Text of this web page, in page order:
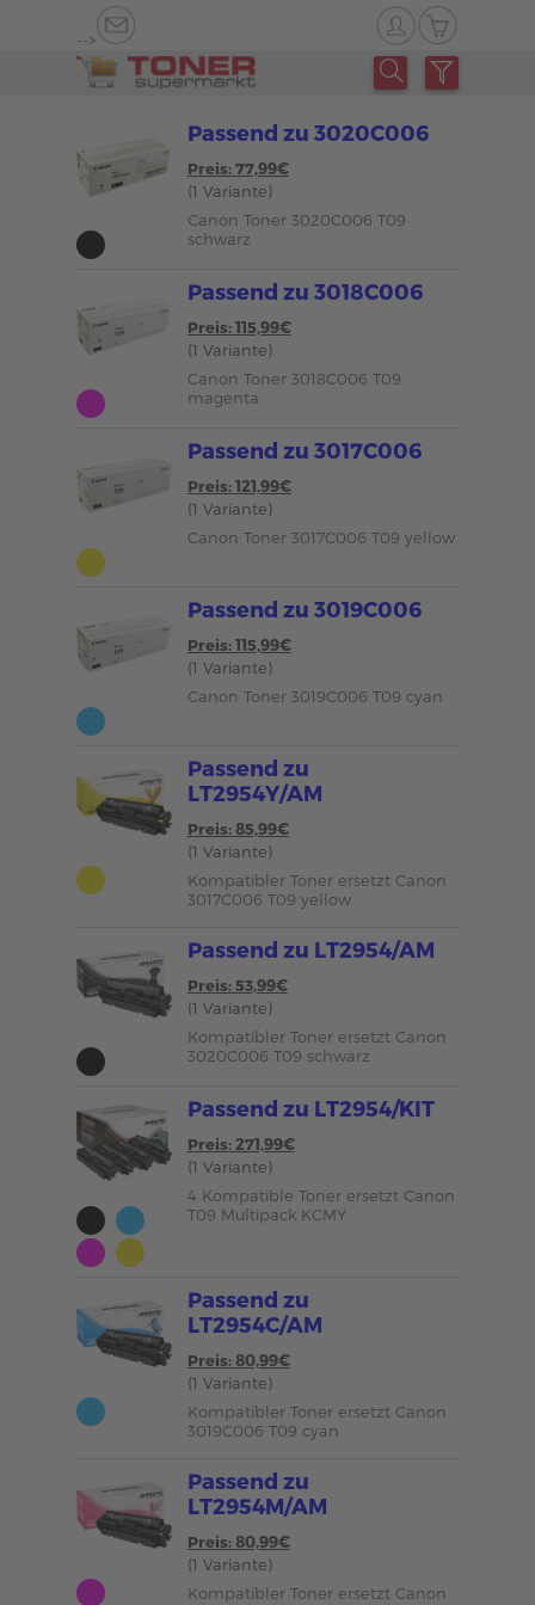
-->
Passend zu 3020C006
Preis: 77,99€
(1 Variante)
Canon Toner 3020C006 T09
schwarz
Passend zu 3018C006
Preis: 115,99€
(1 Variante)
Canon Toner 3018C006 T09
magenta
Passend zu 3017C006
Preis: 121,99€
(1 Variante)
Canon Toner 3017C006 T09 yellow
Passend zu 3019C006
Preis: 115,99€
(1 Variante)
Canon Toner 3019C006 T09 cyan
Passend zu
LT2954Y/AM
Preis: 85,99€
(1 Variante)
Kompatibler Toner ersetzt Canon
3017C006 T09 yellow
Passend zu LT2954/AM
Preis: 53,99€
(1 Variante)
Kompatibler Toner ersetzt Canon
3020C006 T09 schwarz
Passend zu LT2954/KIT
Preis: 271,99€
(1 Variante)
4 Kompatible Toner ersetzt Canon
T09 Multipack KCMY
Passend zu
LT2954C/AM
Preis: 80,99€
(1 Variante)
Kompatibler Toner ersetzt Canon
3019C006 T09 cyan
Passend zu
LT2954M/AM
Preis: 80,99€
(1 Variante)
Kompatibler Toner ersetzt Canon